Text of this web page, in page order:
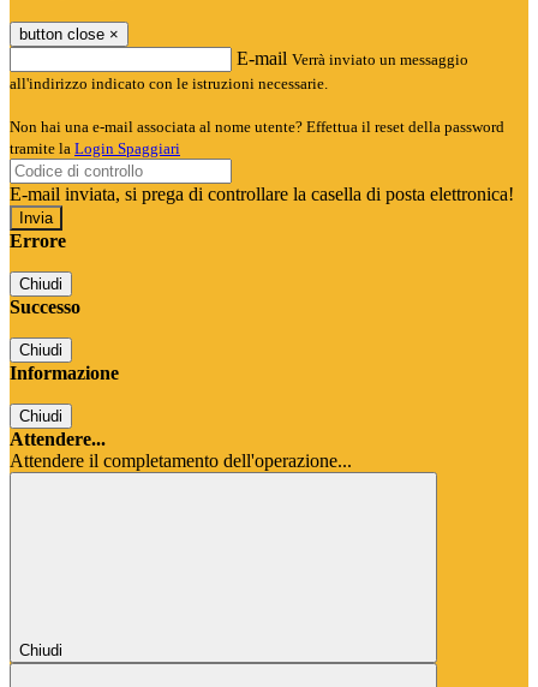
button close ×
E-mail Verrà inviato un messaggio
all'indirizzo indicato con le istruzioni necessarie.
Non hai una e-mail associata al nome utente? Effettua il reset della password
tramite la Login Spaggiari
E-mail inviata, si prega di controllare la casella di posta elettronica!
Errore
Chiudi
Successo
Chiudi
Informazione
Chiudi
Attendere...
Attendere il completamento dell'operazione...
Chiudi